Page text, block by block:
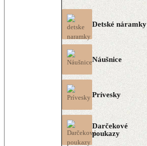
Detské náramky
Náušnice
Prívesky
Darčekové
poukazy